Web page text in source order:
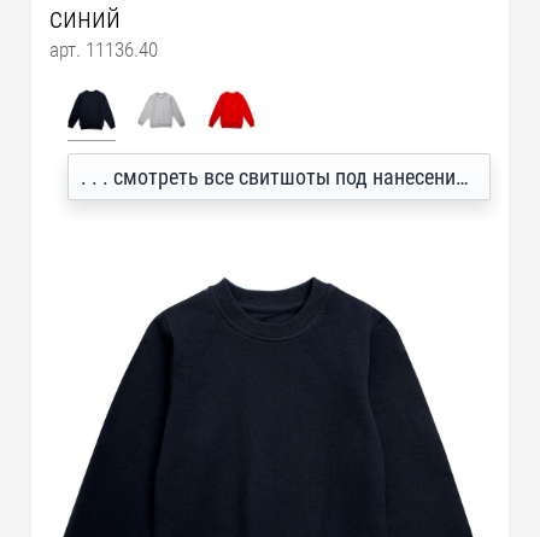
синий
арт. 11136.40
. . . смотреть все свитшоты под нанесение логотипа